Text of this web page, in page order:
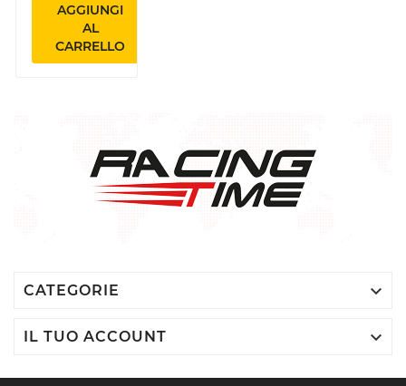
AGGIUNGI
AL
CARRELLO
CATEGORIE 
IL TUO ACCOUNT 